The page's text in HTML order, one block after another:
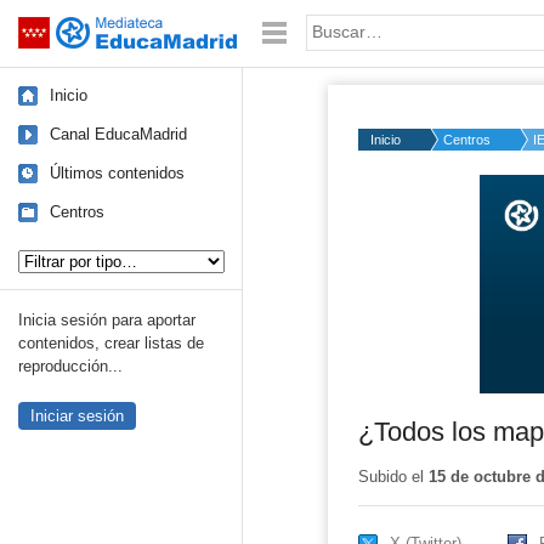
Saltar navegación Palabra o frase:
Inicio
Canal EducaMadrid
Últimos contenidos
Centros
Inicia sesión para aportar
contenidos, crear listas de
reproducción...
Iniciar sesión
Inicio Centros
50%
¿Todos los
Subido el 15 de octubre